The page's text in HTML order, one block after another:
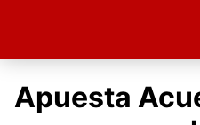
Apuesta